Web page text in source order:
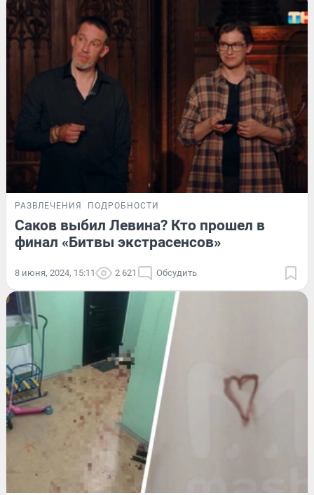
РАЗВЛЕЧЕНИЯ ПОДРОБНОСТИ
Саков выбил Левина? Кто прошел в
финал «Битвы экстрасенсов»
8 июня, 2024, 15:11 2 621 Обсудить